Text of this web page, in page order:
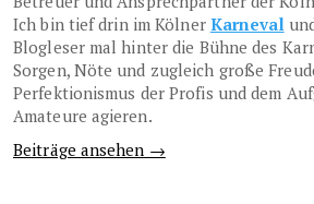
Ich bin tief drin im Kölner Karneval
Blogleser mal hinter die Bühne des
Sorgen, Nöte und zugleich große
Perfektionismus der Profis und dem
Amateure agieren.
Beiträge ansehen →